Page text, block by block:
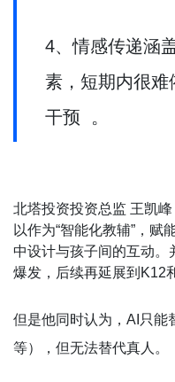
4、情感传递涵
素，短期内很难
干预 。
北塔投资投资总监 王凯
以作为“智能化教辅”，赋
中设计与孩子间的互动。
爆发，后续再延展到K12
但是他同时认为，AI只能
等），但无法替代真人。